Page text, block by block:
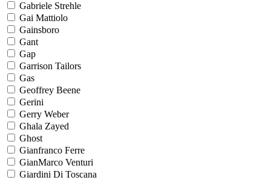
Gabriele Strehle
Gai Mattiolo
Gainsboro
Gant
Gap
Garrison Tailors
Gas
Geoffrey Beene
Gerini
Gerry Weber
Ghala Zayed
Ghost
Gianfranco Ferre
GianMarco Venturi
Giardini Di Toscana